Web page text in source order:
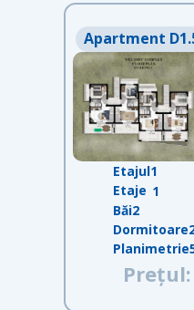
Apartment
Etajul1
Etaje 1
Băi2
Dormitoare
Planimetrie
Prețul: